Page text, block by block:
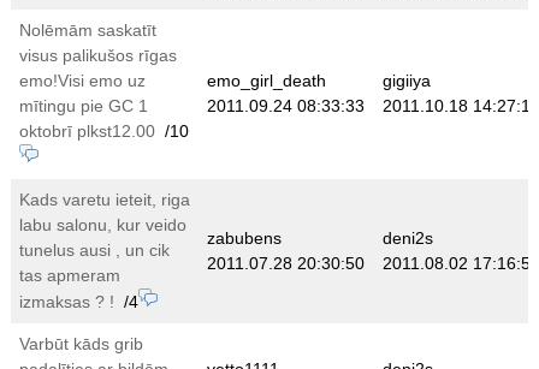
Nolēmām saskatīt
visus palikušos rīgas
emo!Visi emo uz
mītingu pie GC 1
oktobrī plkst12.00 /10
emo_girl_death
2011.09.24 08:33:33
gigiiya
2011.10.18 14:27:17
Kads varetu ieteit, riga
labu salonu, kur veido
tunelus ausi , un cik
tas apmeram
izmaksas ? ! /4
zabubens
2011.07.28 20:30:50
deni2s
2011.08.02 17:16:59
Varbūt kāds grib